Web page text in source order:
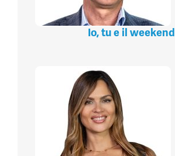
Io, tu e il weekend